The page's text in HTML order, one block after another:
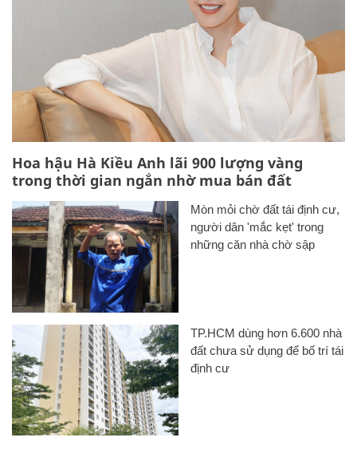
Hoa hậu Hà Kiều Anh lãi 900 lượng vàng
trong thời gian ngắn nhờ mua bán đất
Mòn mỏi chờ đất tái định cư,
người dân 'mắc kẹt' trong
những căn nhà chờ sập
TP.HCM dùng hơn 6.600 nhà
đất chưa sử dụng để bố trí tái
định cư